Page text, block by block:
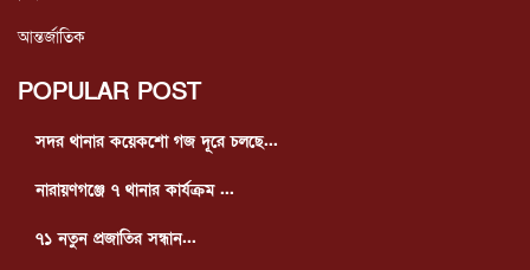
আন্তর্জাতিক
POPULAR POST
সদর থানার কয়েকশো গজ দূরে চলছে...
নারায়ণগঞ্জে ৭ থানার কার্যক্রম ...
৭১ নতুন প্রজাতির সন্ধান...